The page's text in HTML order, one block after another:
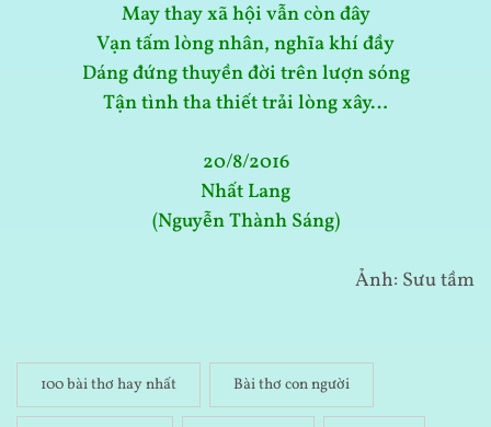
May thay xã hội vẫn còn đây
Vạn tấm lòng nhân, nghĩa khí đầy
Dáng đứng thuyền đời trên lượn sóng
Tận tình tha thiết trải lòng xây…
20/8/2016
Nhất Lang
(Nguyễn Thành Sáng)
Ảnh: Sưu tầm
100 bài thơ hay nhất Bài thơ con người